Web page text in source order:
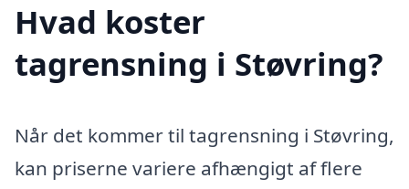
Hvad koster
tagrensning i Støvring?
Når det kommer til tagrensning i Støvring,
kan priserne variere afhængigt af flere